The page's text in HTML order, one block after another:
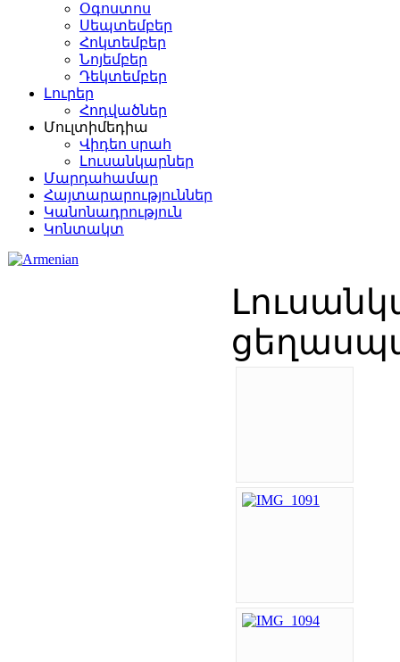
Օգոստոս
Սեպտեմբեր
Հոկտեմբեր
Նոյեմբեր
Դեկտեմբեր
Լուրեր
Հոդվածներ
Մուլտիմեդիա
Վիդեո սրահ
Լուսանկարներ
Մարդահամար
Հայտարարություններ
Կանոնադրություն
Կոնտակտ